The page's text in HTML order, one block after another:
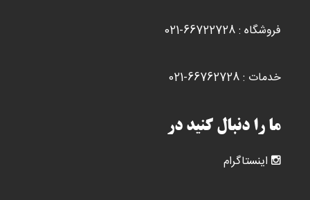
فروشگاه : 66722728-021
خدمات : 66762728-021
ما را دنبال کنید در
اینستاگرام